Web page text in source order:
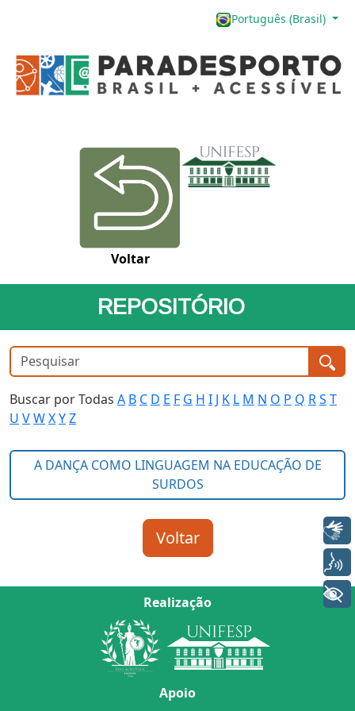
Português (Brasil)
Voltar
REPOSITÓRIO
Buscar por Todas A B C D E F G H I J K L M N O P Q RS T
U VWXYZ
Realização
Apoio